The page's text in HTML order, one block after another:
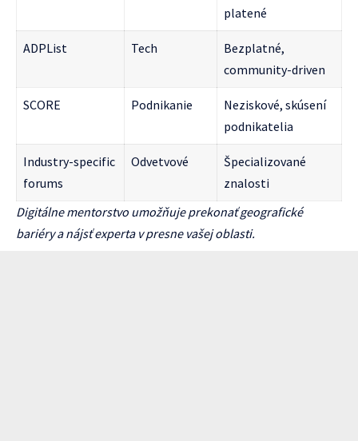
platené
ADPList Tech
Bezplatné,
community-driven
SCORE Podnikanie
Neziskové, skúsení
podnikatelia
Industry-specific
forums
Odvetvové
Špecializované
znalosti
Digitálne mentorstvo umožňuje prekonať geografické
bariéry a nájsť experta v presne vašej oblasti.